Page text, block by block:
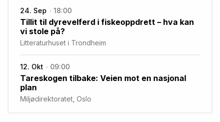
24. Sep 18:00
Tillit til dyrevelferd i fiskeoppdrett – hva kan
vi stole på?
Litteraturhuset i Trondheim
12. Okt 09:00
Tareskogen tilbake: Veien mot en nasjonal
plan
Miljødirektoratet, Oslo